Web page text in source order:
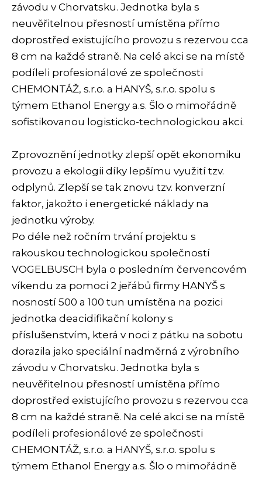
závodu v Chorvatsku. Jednotka byla s
neuvěřitelnou přesností umístěna přímo
doprostřed existujícího provozu s rezervou cca
8 cm na každé straně. Na celé akci se na místě
podíleli profesionálové ze společnosti
CHEMONTÁŽ, s.r.o. a HANYŠ, s.r.o. spolu s
týmem Ethanol Energy a.s. Šlo o mimořádně
sofistikovanou logisticko-technologickou akci.
Zprovoznění jednotky zlepší opět ekonomiku
provozu a ekologii díky lepšímu využití tzv.
odplynů. Zlepší se tak znovu tzv. konverzní
faktor, jakožto i energetické náklady na
jednotku výroby.
Po déle než ročním trvání projektu s
rakouskou technologickou společností
VOGELBUSCH byla o posledním červencovém
víkendu za pomoci 2 jeřábů firmy HANYŠ s
nosností 500 a 100 tun umístěna na pozici
jednotka deacidifikační kolony s
příslušenstvím, která v noci z pátku na sobotu
dorazila jako speciální nadměrná z výrobního
závodu v Chorvatsku. Jednotka byla s
neuvěřitelnou přesností umístěna přímo
doprostřed existujícího provozu s rezervou cca
8 cm na každé straně. Na celé akci se na místě
podíleli profesionálové ze společnosti
CHEMONTÁŽ, s.r.o. a HANYŠ, s.r.o. spolu s
týmem Ethanol Energy a.s. Šlo o mimořádně